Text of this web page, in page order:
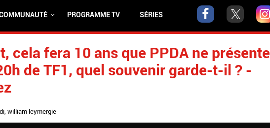
PROGRAMME TV SÉRIES
cela fera 10 ans que PPDA ne présente
de TF1, quel souvenir garde-t-il ? -
, william leymergie